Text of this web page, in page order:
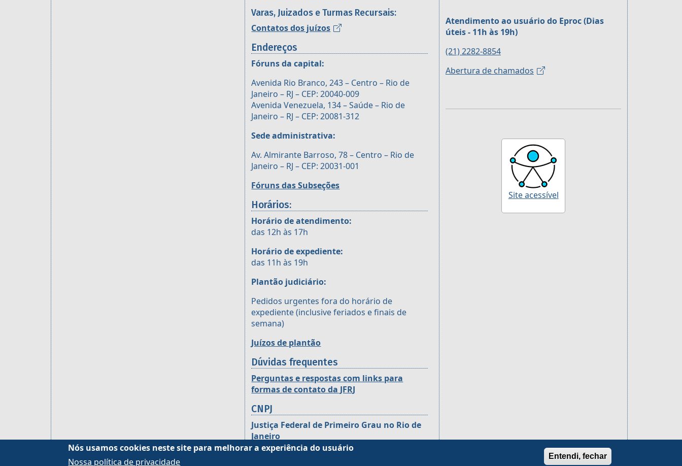
Varas, Juizados e Turmas Recursais:
Contatos dos juízos
Endereços
Fóruns da capital:
Avenida Rio Branco, 243 – Centro – Rio de
Janeiro – RJ – CEP: 20040-009
Avenida Venezuela, 134 – Saúde – Rio de
Janeiro – RJ – CEP: 20081-312
Sede administrativa:
Av. Almirante Barroso, 78 – Centro – Rio de
Janeiro – RJ – CEP: 20031-001
Fóruns das Subseções
Horários:
Horário de atendimento:
das 12h às 17h
Horário de expediente:
das 11h às 19h
Plantão judiciário:
Pedidos urgentes fora do horário de
expediente (inclusive feriados e finais de
semana)
Juízos de plantão
Dúvidas frequentes
Perguntas e respostas com links para
formas de contato da JFRJ
CNPJ
Justiça Federal de Primeiro Grau no Rio de
Janeiro
CNPJ: 05.424.540/0001-16
Atendimento ao usuário do Eproc (Dias
úteis - 11h às 19h)
(21) 2282-8854
Abertura de chamados
Site acessível
Nós usamos cookies neste site para melhorar a experiência do usuário
Nossa política de privacidade
Entendi, fechar